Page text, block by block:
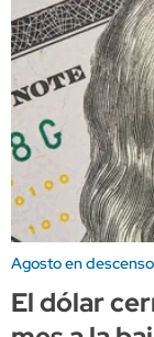
Agosto en descenso
El dólar